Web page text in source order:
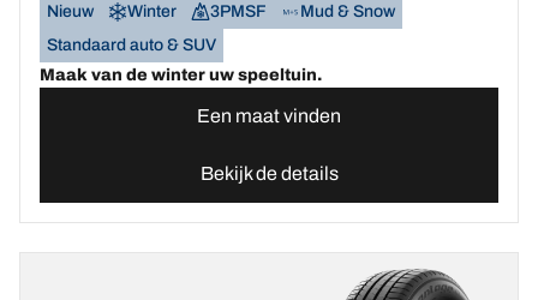
Nieuw Winter 3PMSF
Mud & Snow
Standaard auto & SUV
Maak van de winter uw speeltuin.
Een maat vinden
Bekijk de details